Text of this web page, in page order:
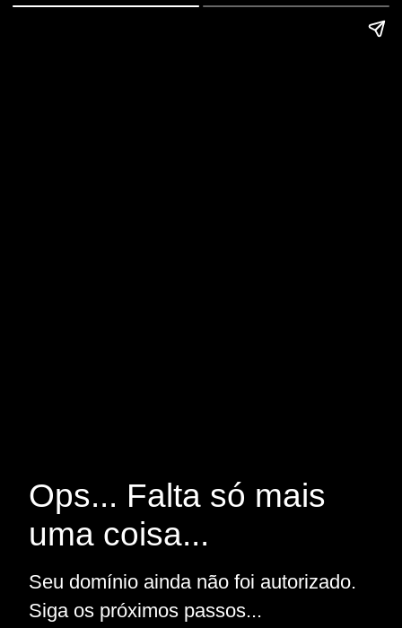
Ops... Falta só mais
uma coisa...
Seu domínio ainda não foi autorizado.
Siga os próximos passos...